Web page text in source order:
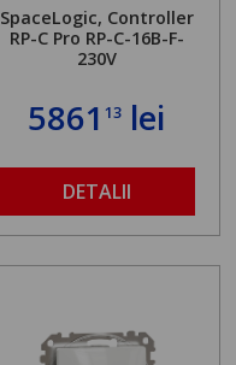
SpaceLogic, Controller
RP-C Pro RP-C-16B-F-
230V
586113 lei
DETALII